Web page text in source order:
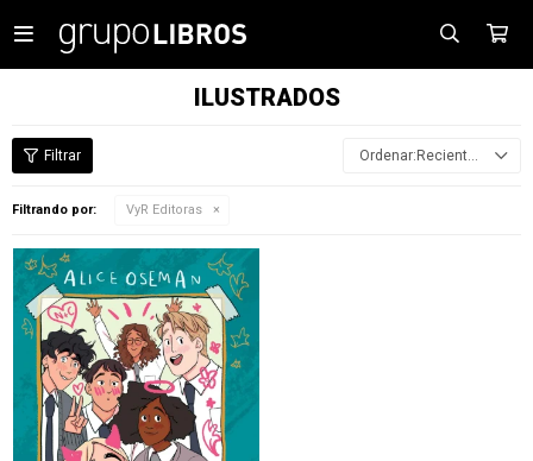

ILUSTRADOS
Recientes
Filtrando por: VyR Editoras